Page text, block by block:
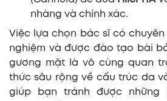
nhàng và chính xác.
Việc lựa chọn bác sĩ có
nghiệm và được đào tạo bài
gương mặt là vô cùng quan
thức sâu rộng về cấu trúc da
giúp bạn tránh được những